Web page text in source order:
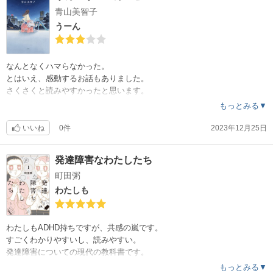
青山美智子
うーん
なんとなくハマらなかった。
とはいえ、感動するお話もありました。
さくさくと読みやすかったと思います。
もっとみる▼
いいね 0件 2023年12月25日
発達障害なわたしたち
町田粥
わたしも
わたしもADHD持ちですが、共感の嵐です。
すごくわかりやすいし、読みやすい。
発達障害についての現代の教科書です。
もっとみる▼